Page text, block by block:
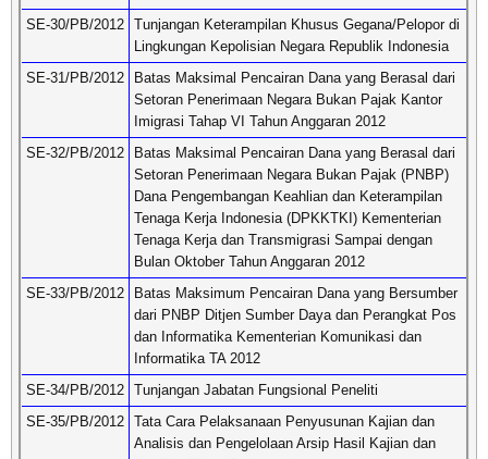
SE-30/PB/2012 Tunjangan Keterampilan Khusus Gegana/Pelopor di
Lingkungan Kepolisian Negara Republik Indonesia
SE-31/PB/2012
Batas Maksimal Pencairan Dana yang Berasal dari
Setoran Penerimaan Negara Bukan Pajak Kantor
Imigrasi Tahap VI Tahun Anggaran 2012
SE-32/PB/2012
Batas Maksimal Pencairan Dana yang Berasal dari
Setoran Penerimaan Negara Bukan Pajak (PNBP)
Dana Pengembangan Keahlian dan Keterampilan
Tenaga Kerja Indonesia (DPKKTKI) Kementerian
Tenaga Kerja dan Transmigrasi Sampai dengan
Bulan Oktober Tahun Anggaran 2012
SE-33/PB/2012
Batas Maksimum Pencairan Dana yang Bersumber
dari PNBP Ditjen Sumber Daya dan Perangkat Pos
dan Informatika Kementerian Komunikasi dan
Informatika TA 2012
SE-34/PB/2012 Tunjangan Jabatan Fungsional Peneliti
SE-35/PB/2012 Tata Cara Pelaksanaan Penyusunan Kajian dan
Analisis dan Pengelolaan Arsip Hasil Kajian dan